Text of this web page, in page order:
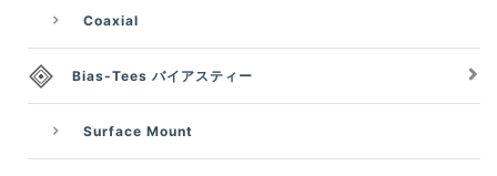
Coaxial
Bias-Tees バイアスティー
Surface Mount